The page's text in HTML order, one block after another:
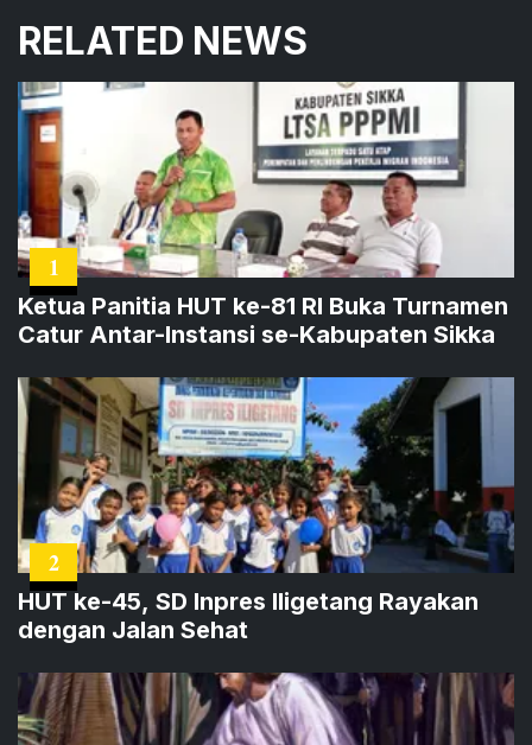
RELATED NEWS
1
Ketua Panitia HUT ke-81 RI Buka Turnamen
Catur Antar-Instansi se-Kabupaten Sikka
2
HUT ke-45, SD Inpres Iligetang Rayakan
dengan Jalan Sehat